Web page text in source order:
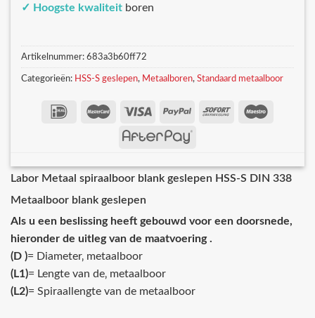
✓ Hoogste kwaliteit boren
Artikelnummer: 683a3b60ff72
Categorieën: HSS-S geslepen, Metaalboren, Standaard metaalboor
Labor Metaal spiraalboor blank geslepen HSS-S DIN 338
Metaalboor blank geslepen
Als u een beslissing heeft gebouwd voor een doorsnede,
hieronder de uitleg van de maatvoering .
(D )= Diameter‚ metaalboor
(L1)= Lengte van de‚ metaalboor
(L2)= Spiraallengte van de metaalboor